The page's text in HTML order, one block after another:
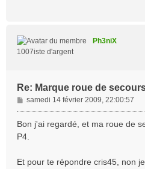
Ph3niX
1007iste d'argent
Re: Marque roue de
M
e
s
s
e
samedi 14 février 2009, 22:00:57
Bon j'ai regardé, et ma roue de
P4.
Et pour te répondre cris45, non